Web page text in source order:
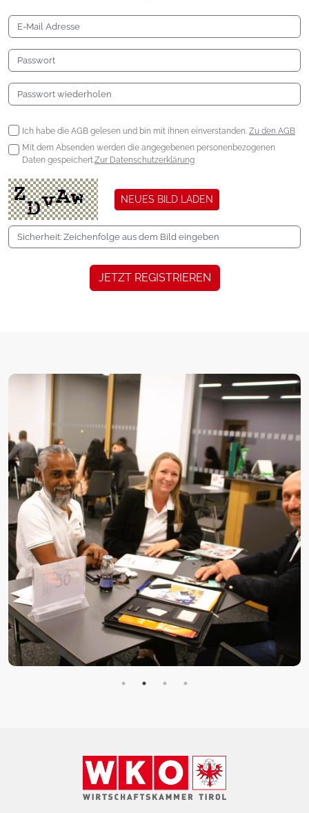
Ich habe die AGB gelesen und bin mit ihnen einverstanden. Zu den AGB
Mit dem Absenden werden die angegebenen personenbezogenen
Daten gespeichert.Zur Datenschutzerklärung
NEUES BILD LADEN
JETZT REGISTRIEREN